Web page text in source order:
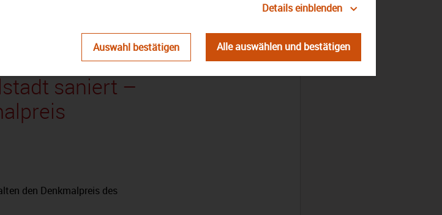
saniert –
den Denkmalpreis des
Details einblenden
Auswahl bestätigen Alle auswählen und bestätigen